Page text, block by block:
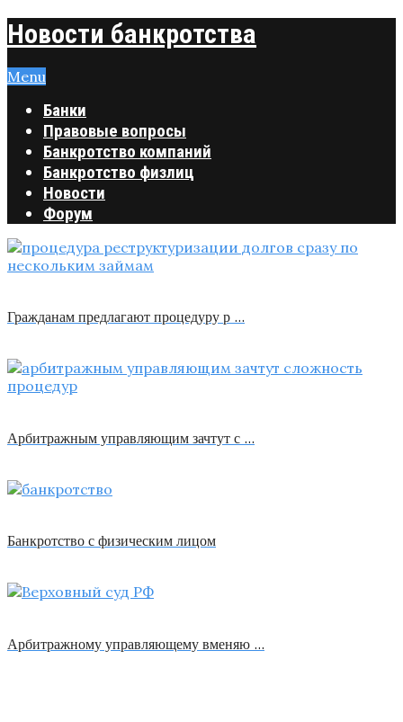
Новости банкротства
Menu
Банки
Правовые вопросы
Банкротство компаний
Банкротство физлиц
Новости
Форум
Гражданам предлагают процедуру р …
Арбитражным управляющим зачтут с …
Банкротство с физическим лицом
Арбитражному управляющему вменяю …